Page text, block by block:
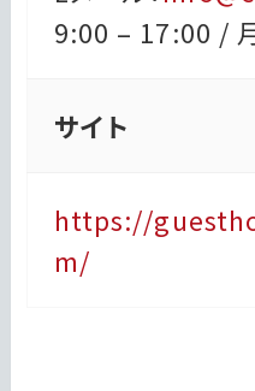
9:00 – 17:00 /
サイト
https://
m/